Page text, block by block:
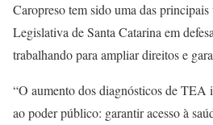
Caropreso tem sido uma das
Legislativa de Santa Catarina em
trabalhando para ampliar direitos e
“O aumento dos diagnósticos de TEA
ao poder público: garantir acesso à